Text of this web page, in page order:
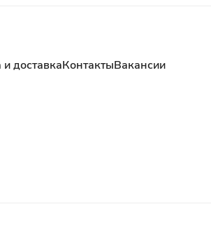
и доставкаКонтактыВакансии